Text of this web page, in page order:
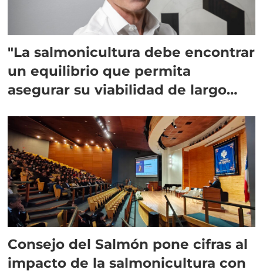
"La salmonicultura debe encontrar
un equilibrio que permita
asegurar su viabilidad de largo
Consejo del Salmón pone cifras al
impacto de la salmonicultura con